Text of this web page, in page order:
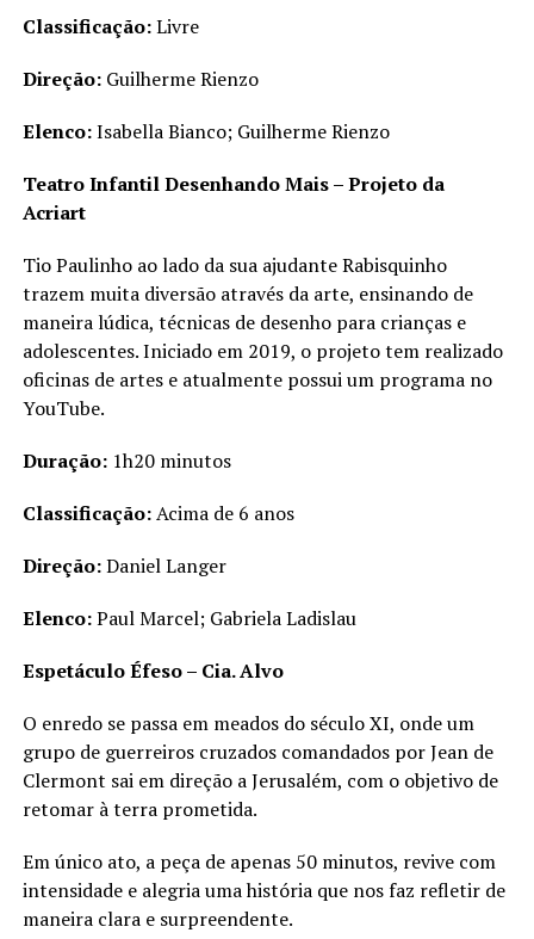
Classificação:Livre
Direção:Guilherme Rienzo
Elenco:Isabella Bianco; Guilherme Rienzo
Teatro Infantil Desenhando Mais – Projeto da
Acriart
Tio Paulinho ao lado da sua ajudante Rabisquinho
trazem muita diversão através da arte, ensinando de
maneira lúdica, técnicas de desenho para crianças e
adolescentes. Iniciado em 2019, o projeto tem realizado
oficinas de artes e atualmente possui um programa no
YouTube.
Duração:1h20 minutos
Classificação:Acima de 6 anos
Direção:Daniel Langer
Elenco:Paul Marcel; Gabriela Ladislau
Espetáculo Éfeso – Cia. Alvo
O enredo se passa em meados do século XI, onde um
grupo de guerreiros cruzados comandados por Jean de
Clermont sai em direção a Jerusalém, com o objetivo de
retomar à terra prometida.
Em único ato, a peça de apenas 50 minutos, revive com
intensidade e alegria uma história que nos faz refletir de
maneira clara e surpreendente.